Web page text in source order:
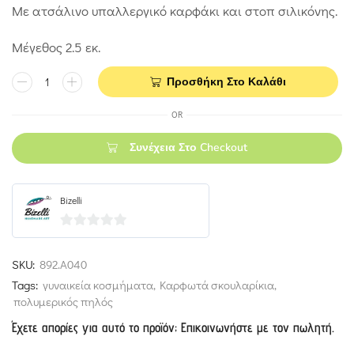
Με ατσάλινο υπαλλεργικό καρφάκι και στοπ σιλικόνης.
Μέγεθος 2.5 εκ.
Προσθήκη Στο Καλάθι
OR
Συνέχεια Στο Checkout
Bizelli
0
SKU: 892.Α040
Tags: γυναικεία κοσμήματα, Καρφωτά σκουλαρίκια,
πολυμερικός πηλός
Έχετε απορίες για αυτό το προϊόν; Επικοινωνήστε με τον πωλητή.